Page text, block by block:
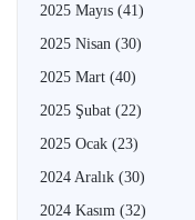
2025 Mayıs (41)
2025 Nisan (30)
2025 Mart (40)
2025 Şubat (22)
2025 Ocak (23)
2024 Aralık (30)
2024 Kasım (32)